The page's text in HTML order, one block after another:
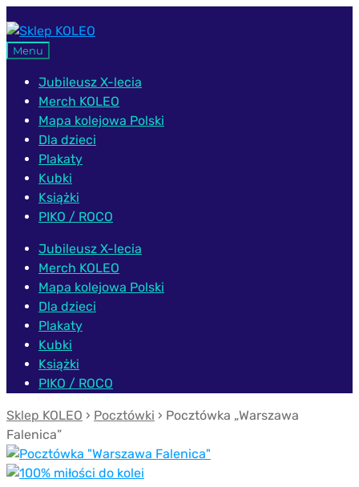
Przejdź
do
Przejdź
do
Menu
Jubileusz X-lecia
Merch KOLEO
Mapa kolejowa Polski
Dla dzieci
Plakaty
Kubki
Książki
PIKO / ROCO
Jubileusz X-lecia
Merch KOLEO
Mapa kolejowa Polski
Dla dzieci
Plakaty
Kubki
Książki
PIKO / ROCO
Sklep KOLEO › Pocztówki › Pocztówka „Warszawa
Falenica”